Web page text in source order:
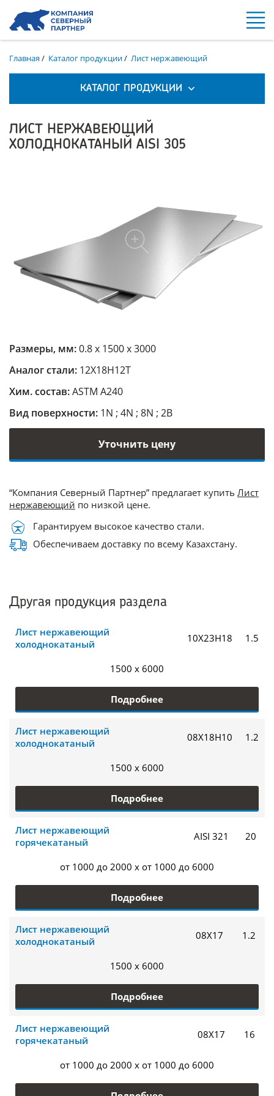
Главная/ Каталог продукции/ Лист нержавеющий
КАТАЛОГ ПРОДУКЦИИ
ЛИСТ НЕРЖАВЕЮЩИЙ
ХОЛОДНОКАТАНЫЙ AISI 305
Размеры, мм:0.8 х 1500 х 3000
Аналог стали: 12Х18Н12Т
Хим. состав:ASTM A240
Вид поверхности: 1N ; 4N ; 8N ; 2B
Уточнить цену
“Компания Северный Партнер” предлагает купить Лист
нержавеющий по низкой цене.
Гарантируем высокое качество стали.
Обеспечиваем доставку по всему Казахстану.
Другая продукция раздела
Лист нержавеющий
холоднокатаный
10Х23Н18 1.5
1500 x 6000
Подробнее
Лист нержавеющий
холоднокатаный
08Х18Н10 1.2
1500 x 6000
Подробнее
Лист нержавеющий
горячекатаный
AISI 321 20
от 1000 до 2000 x от 1000 до 6000
Подробнее
Лист нержавеющий
холоднокатаный
08Х17 1.2
1500 x 6000
Подробнее
Лист нержавеющий
горячекатаный
08Х17 16
от 1000 до 2000 x от 1000 до 6000